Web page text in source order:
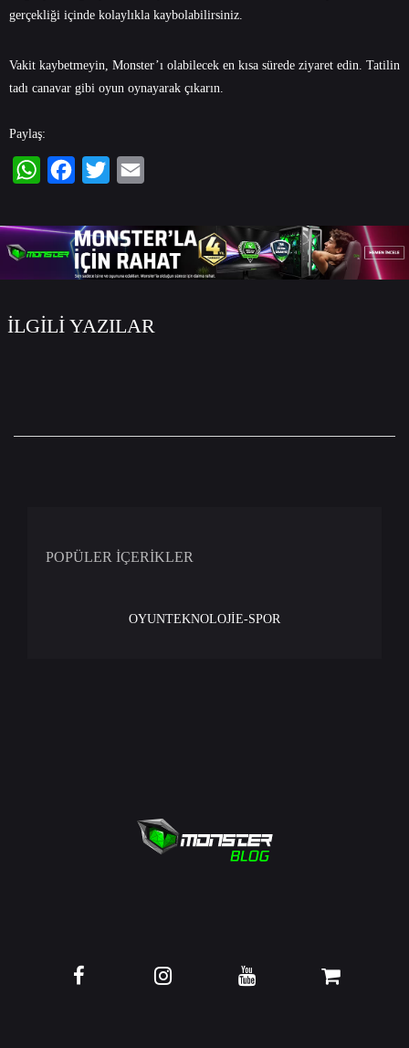
gerçekliği içinde kolaylıkla kaybolabilirsiniz.
Vakit kaybetmeyin, Monster’ı olabilecek en kısa sürede ziyaret edin. Tatilin
tadı canavar gibi oyun oynayarak çıkarın.
Paylaş:
İLGİLİ YAZILAR
POPÜLER İÇERİKLER
OYUNTEKNOLOJİE-SPOR